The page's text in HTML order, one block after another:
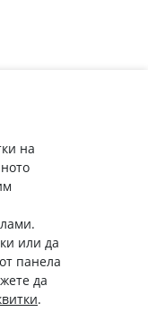
данни.
на
или да
панела
да
.